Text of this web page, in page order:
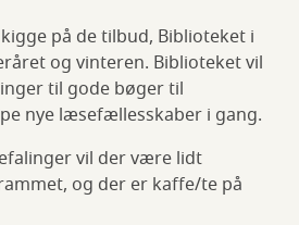
på de tilbud, Biblioteket i
og vinteren. Biblioteket vil
til gode bøger til
nye læsefællesskaber i gang.
vil der være lidt
og der er kaffe/te på